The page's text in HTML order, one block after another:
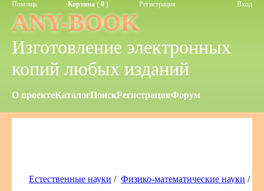
Помощь Корзина ( 0 ) Регистрация Вход
ANY-BOOK
Изготовление электронных
копий любых изданий
О проектеКаталогПоискРегистрацияФорум
Естественные науки / Физико-математические науки /